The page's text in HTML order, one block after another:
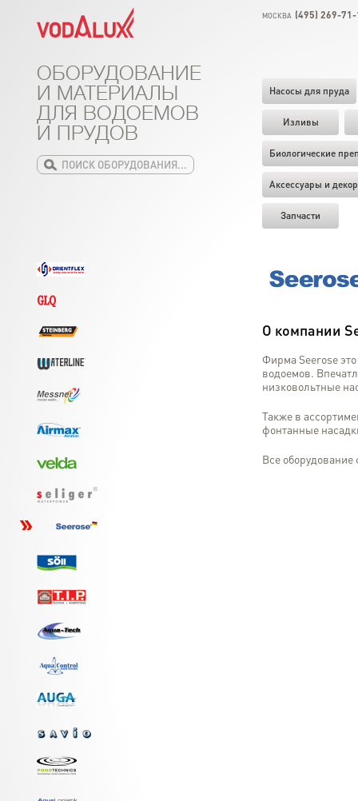
МОСКВА (495) 269-
Насосы для пруда
Изливы
Биологические
Аксессуары и декор
Запчасти
ОБОРУДОВАНИЕ
И МАТЕРИАЛЫ
ДЛЯ ВОДОЕМОВ
И ПРУДОВ
О компании
Фирма Seerose
водоемов.
низковольтные
Также в
фонтанные
Все